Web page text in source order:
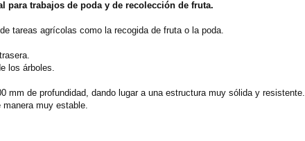
para trabajos de poda y de recolección de fruta.
tareas agrícolas como la recogida de fruta o la poda.
los árboles.
mm de profundidad, dando lugar a una estructura muy sólida y resistente.
muy estable.